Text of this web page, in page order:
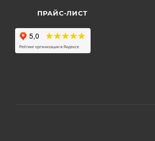
ПРАЙС-ЛИСТ